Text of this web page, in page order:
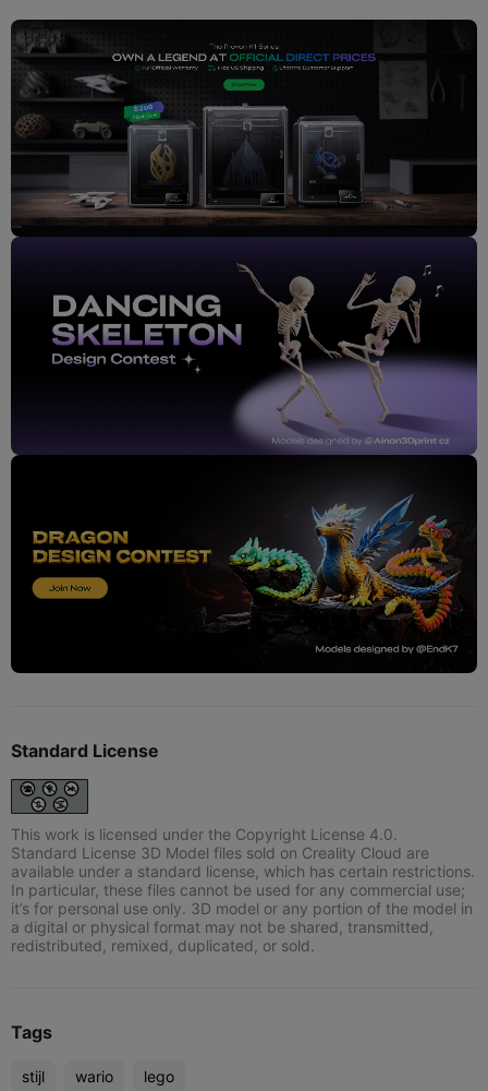
Standard License
This work is licensed under the Copyright License 4.0.
Standard License 3D Model files sold on Creality Cloud are
available under a standard license, which has certain restrictions.
In particular, these files cannot be used for any commercial use;
it’s for personal use only. 3D model or any portion of the model in
a digital or physical format may not be shared, transmitted,
redistributed, remixed, duplicated, or sold.
Tags
stijl wario lego